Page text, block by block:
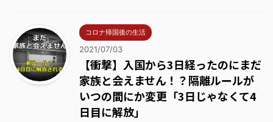
コロナ帰国後の生活
2021/07/03
【衝撃】入国から3日経ったのにまだ
家族と会えません！？隔離ルールが
いつの間にか変更「3日じゃなくて4
日目に解放」